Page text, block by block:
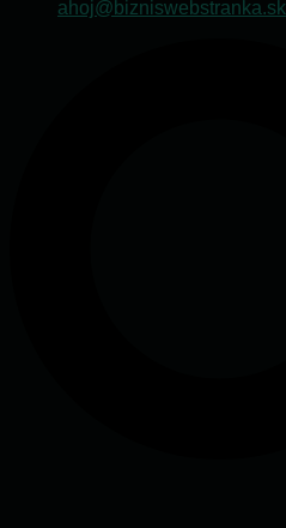
ahoj@bizniswebstranka.sk